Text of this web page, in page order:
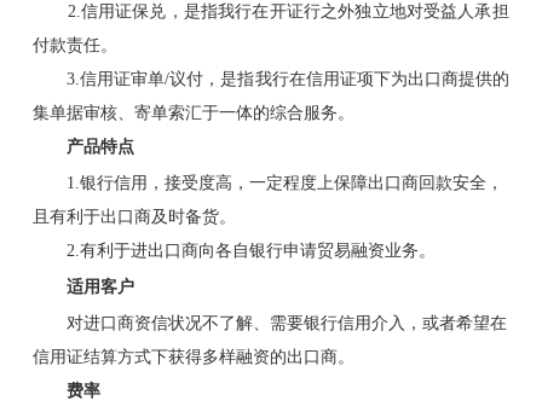
2.信用证保兑，是指我行在开证行之外独立地对受益人承担
付款责任。
3.信用证审单/议付，是指我行在信用证项下为出口商提供的
集单据审核、寄单索汇于一体的综合服务。
产品特点
1.银行信用，接受度高，一定程度上保障出口商回款安全，
且有利于出口商及时备货。
2.有利于进出口商向各自银行申请贸易融资业务。
适用客户
对进口商资信状况不了解、需要银行信用介入，或者希望在
信用证结算方式下获得多样融资的出口商。
费率